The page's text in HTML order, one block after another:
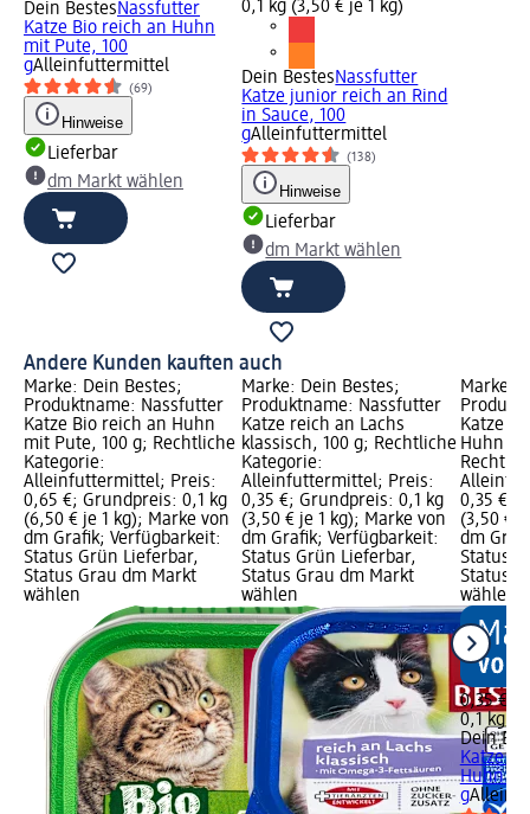
Dein BestesNassfutter
Katze Bio reich an Huhn
mit Pute, 100
gAlleinfuttermittel
(69)
Hinweise
Lieferbar
dm Markt wählen
0,1 kg (3,50 € je 1 kg)
Dein BestesNassfutter
Katze junior reich an Rind
in Sauce, 100
gAlleinfuttermittel
(138)
Hinweise
Lieferbar
dm Markt wählen
Andere Kunden kauften auch
Marke: Dein Bestes;
Produktname: Nassfutter
Katze Bio reich an Huhn
mit Pute, 100 g; Rechtliche
Kategorie:
Alleinfuttermittel; Preis:
0,65 €; Grundpreis: 0,1 kg
(6,50 € je 1 kg); Marke von
dm Grafik; Verfügbarkeit:
Status Grün Lieferbar,
Status Grau dm Markt
wählen
Marke: Dein Bestes;
Produktname: Nassfutter
Katze reich an Lachs
klassisch, 100 g; Rechtliche
Kategorie:
Alleinfuttermittel; Preis:
0,35 €; Grundpreis: 0,1 kg
(3,50 € je 1 kg); Marke von
dm Grafik; Verfügbarkeit:
Status Grün Lieferbar,
Status Grau dm Markt
wählen
Marke:
Katze
Huhn
0,35 €;
(3,50 €
dm
Status
Status
wählen
0,35 €
0,1 kg
Dein
Katze
Huhn
g